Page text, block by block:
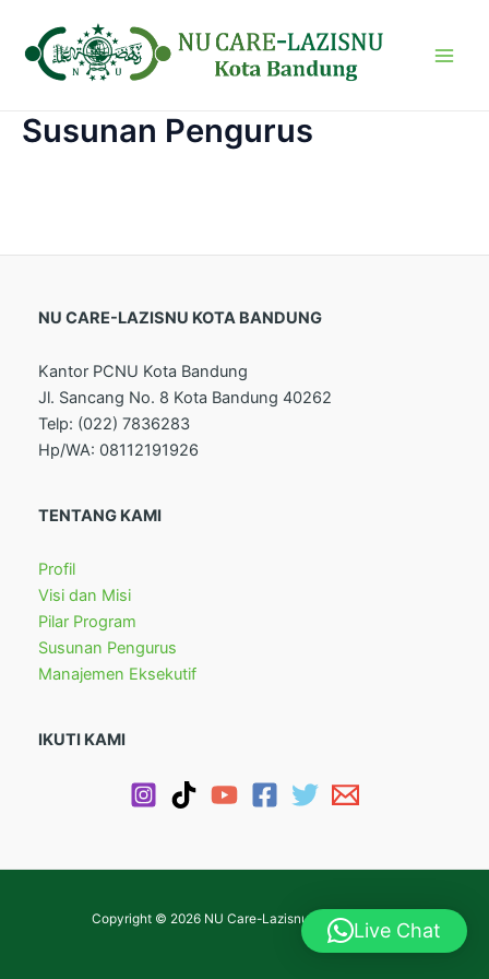
konten
Susunan Pengurus
NU CARE-LAZISNU KOTA BANDUNG
Kantor PCNU Kota Bandung
Jl. Sancang No. 8 Kota Bandung 40262
Telp: (022) 7836283
Hp/WA: 08112191926
TENTANG KAMI
Profil
Visi dan Misi
Pilar Program
Susunan Pengurus
Manajemen Eksekutif
IKUTI KAMI
Copyright © 2026 NU Care-Lazisnu Kota BandungLive Chat